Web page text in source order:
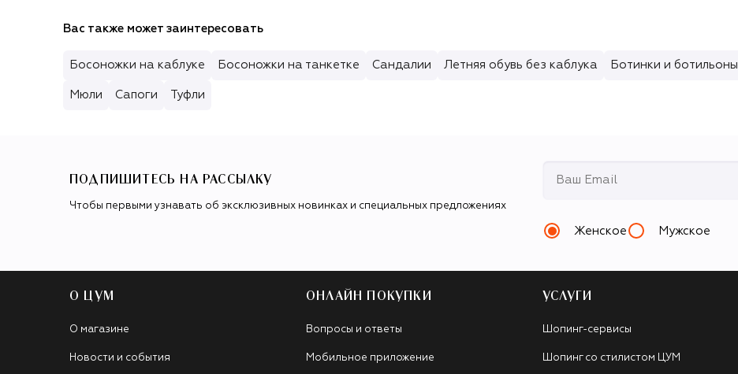
Вас также может заинтересовать
Босоножки на каблуке Босоножки на танкетке Сандалии Летняя обувь без каблука Ботинки и ботильоны
Мюли Сапоги Туфли
ПОДПИШИТЕСЬ НА РАССЫЛКУ
Чтобы первыми узнавать об эксклюзивных новинках и специальных предложениях
Женское Мужское
О ЦУМ
О магазине
Новости и события
ОНЛАЙН ПОКУПКИ
Вопросы и ответы
Мобильное приложение
УСЛУГИ
Шопинг-сервисы
Шопинг со стилистом ЦУМ